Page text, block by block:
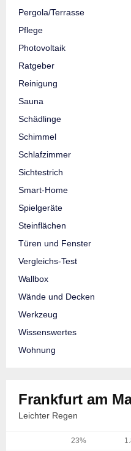
Pergola/Terrasse
Pflege
Photovoltaik
Ratgeber
Reinigung
Sauna
Schädlinge
Schimmel
Schlafzimmer
Sichtestrich
Smart-Home
Spielgeräte
Steinflächen
Türen und Fenster
Vergleichs-Test
Wallbox
Wände und Decken
Werkzeug
Wissenswertes
Wohnung
Frankfurt am
Leichter Regen
23%